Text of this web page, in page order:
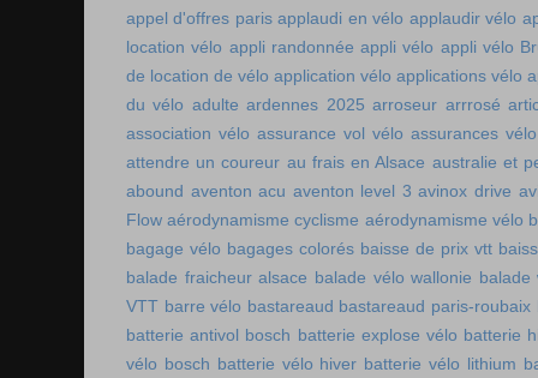
appel d'offres paris applaudi en vélo applaudir vélo
location vélo appli randonnée appli vélo appli vélo
de location de vélo application vélo applications vélo
du vélo adulte ardennes 2025 arroseur arrrosé
association vélo assurance vol vélo assurances vélo
attendre un coureur au frais en Alsace australie et
abound aventon acu aventon level 3 avinox drive
Flow aérodynamisme cyclisme aérodynamisme vélo
bagage vélo bagages colorés baisse de prix vtt
balade fraicheur alsace balade vélo wallonie balade
VTT barre vélo bastareaud bastareaud paris-roubaix
batterie antivol bosch batterie explose vélo batterie
vélo bosch batterie vélo hiver batterie vélo lithium